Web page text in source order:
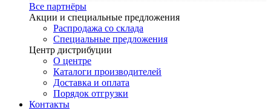
Все партнёры
Акции и специальные предложения
Распродажа со склада
Специальные предложения
Центр дистрибуции
О центре
Каталоги производителей
Доставка и оплата
Порядок отгрузки
Контакты